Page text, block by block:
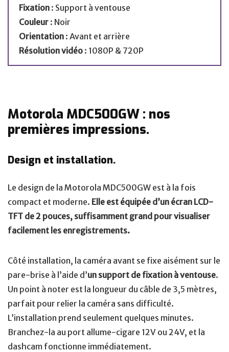
Fixation : Support à ventouse
Couleur : Noir
Orientation : Avant et arrière
Résolution vidéo : 1080P & 720P
Motorola MDC500GW : nos
premières impressions.
Design et installation.
Le design de la Motorola MDC500GW est à la fois
compact et moderne. Elle est équipée d’un écran LCD-
TFT de 2 pouces, suffisamment grand pour visualiser
facilement les enregistrements.
Côté installation, la caméra avant se fixe aisément sur le
pare-brise à l’aide d’un support de fixation à ventouse.
Un point à noter est la longueur du câble de 3,5 mètres,
parfait pour relier la caméra sans difficulté.
L’installation prend seulement quelques minutes.
Branchez-la au port allume-cigare 12V ou 24V, et la
dashcam fonctionne immédiatement.